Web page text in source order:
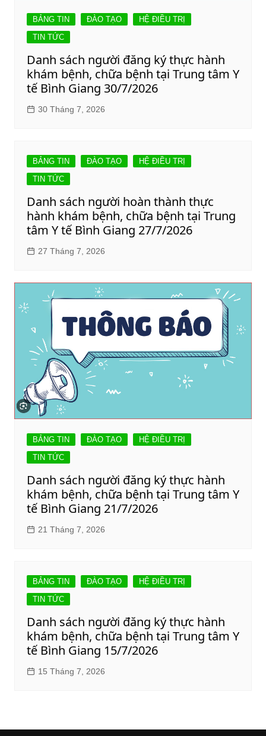
BẢNG TIN ĐÀO TẠO
HỆ ĐIỀU TRỊ
TIN TỨC
Danh sách người đăng ký thực hành
khám bệnh, chữa bệnh tại Trung tâm Y
tế Bình Giang 30/7/2026
30 Tháng 7, 2026
BẢNG TIN ĐÀO TẠO
HỆ ĐIỀU TRỊ
TIN TỨC
Danh sách người hoàn thành thực
hành khám bệnh, chữa bệnh tại Trung
tâm Y tế Bình Giang 27/7/2026
27 Tháng 7, 2026
BẢNG TIN ĐÀO TẠO
HỆ ĐIỀU TRỊ
TIN TỨC
Danh sách người đăng ký thực hành
khám bệnh, chữa bệnh tại Trung tâm Y
tế Bình Giang 21/7/2026
21 Tháng 7, 2026
BẢNG TIN ĐÀO TẠO
HỆ ĐIỀU TRỊ
TIN TỨC
Danh sách người đăng ký thực hành
khám bệnh, chữa bệnh tại Trung tâm Y
tế Bình Giang 15/7/2026
15 Tháng 7, 2026